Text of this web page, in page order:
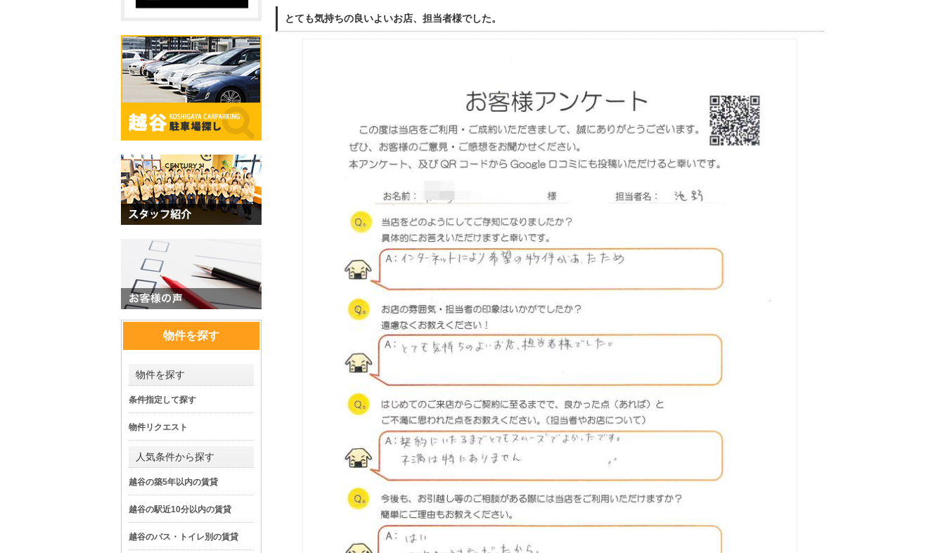
とても気持ちの良いよいお店、担当者様でした。
物件を探す
物件を探す
条件指定して探す
物件リクエスト
人気条件から探す
越谷の築5年以内の賃貸
越谷の駅近10分以内の賃貸
越谷のバス・トイレ別の賃貸